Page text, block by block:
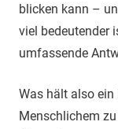
blicken kann –
viel bedeutender
umfassende
Was hält also
Menschlichem